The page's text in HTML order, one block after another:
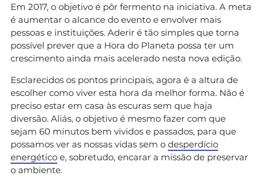
Em 2017, o objetivo é pôr fermento na iniciativa. A meta
é aumentar o alcance do evento e envolver mais
pessoas e instituições. Aderir é tão simples que torna
possível prever que a Hora do Planeta possa ter um
crescimento ainda mais acelerado nesta nova edição.
Esclarecidos os pontos principais, agora é a altura de
escolher como viver esta hora da melhor forma. Não é
preciso estar em casa às escuras sem que haja
diversão. Aliás, o objetivo é mesmo fazer com que
sejam 60 minutos bem vividos e passados, para que
possamos ver as nossas vidas sem o desperdício
energético e, sobretudo, encarar a missão de preservar
o ambiente.